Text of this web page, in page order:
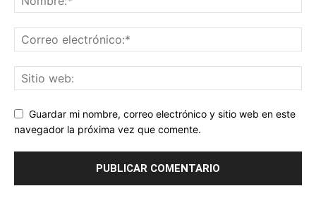
Guardar mi nombre, correo electrónico y sitio web en este
navegador la próxima vez que comente.